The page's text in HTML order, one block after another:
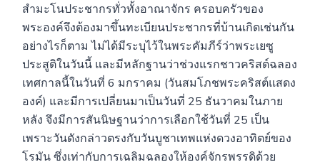
สำมะโนประชากรทั่วทั้งอาณาจักร ครอบครัวของ
พระองค์จึงต้องมาขึ้นทะเบียนประชากรที่บ้านเกิดเช่นกัน
อย่างไรก็ตาม ไม่ได้มีระบุไว้ในพระคัมภีร์ว่าพระเยซู
ประสูติในวันนี้ และมีหลักฐานว่าช่วงแรกชาวคริสต์ฉลอง
เทศกาลนี้ในวันที่ 6 มกราคม (วันสมโภชพระคริสต์แสดง
องค์) และมีการเปลี่ยนมาเป็นวันที่ 25 ธันวาคมในภาย
หลัง จึงมีการสันนิษฐานว่าการเลือกใช้วันที่ 25 เป็น
เพราะวันดังกล่าวตรงกับวันบูชาเทพแห่งดวงอาทิตย์ของ
โรมัน ซึ่งเท่ากับการเฉลิมฉลองให้องค์จักรพรรดิด้วย